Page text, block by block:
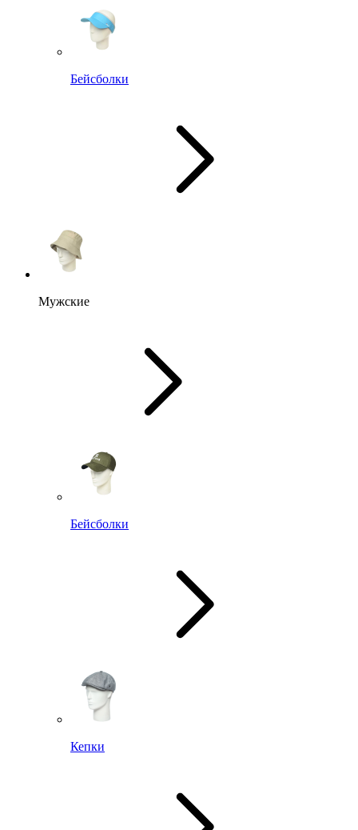
Бейсболки
Мужские
Бейсболки
Кепки